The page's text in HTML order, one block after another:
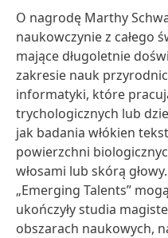
O nagrodę Marthy
naukowczynie z całego
mające długoletnie
zakresie nauk
informatyki, które
trychologicznych lub
jak badania włókien
powierzchni
włosami lub skórą
„Emerging Talents”
ukończyły studia
obszarach naukowych,